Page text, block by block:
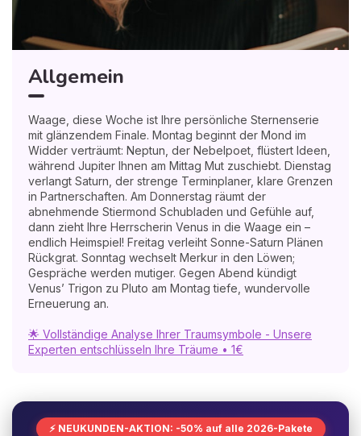
Allgemein
Waage, diese Woche ist Ihre persönliche Sternenserie
mit glänzendem Finale. Montag beginnt der Mond im
Widder verträumt: Neptun, der Nebelpoet, flüstert Ideen,
während Jupiter Ihnen am Mittag Mut zuschiebt. Dienstag
verlangt Saturn, der strenge Terminplaner, klare Grenzen
in Partnerschaften. Am Donnerstag räumt der
abnehmende Stiermond Schubladen und Gefühle auf,
dann zieht Ihre Herrscherin Venus in die Waage ein –
endlich Heimspiel! Freitag verleiht Sonne-Saturn Plänen
Rückgrat. Sonntag wechselt Merkur in den Löwen;
Gespräche werden mutiger. Gegen Abend kündigt
Venus’ Trigon zu Pluto am Montag tiefe, wundervolle
Erneuerung an.
🌟 Vollständige Analyse Ihrer Traumsymbole - Unsere
Experten entschlüsseln Ihre Träume • 1€
⚡ NEUKUNDEN-AKTION: -50% auf alle 2026-Pakete